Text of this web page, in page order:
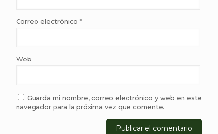
Correo electrónico *
Web
Guarda mi nombre, correo electrónico y web en este
navegador para la próxima vez que comente.